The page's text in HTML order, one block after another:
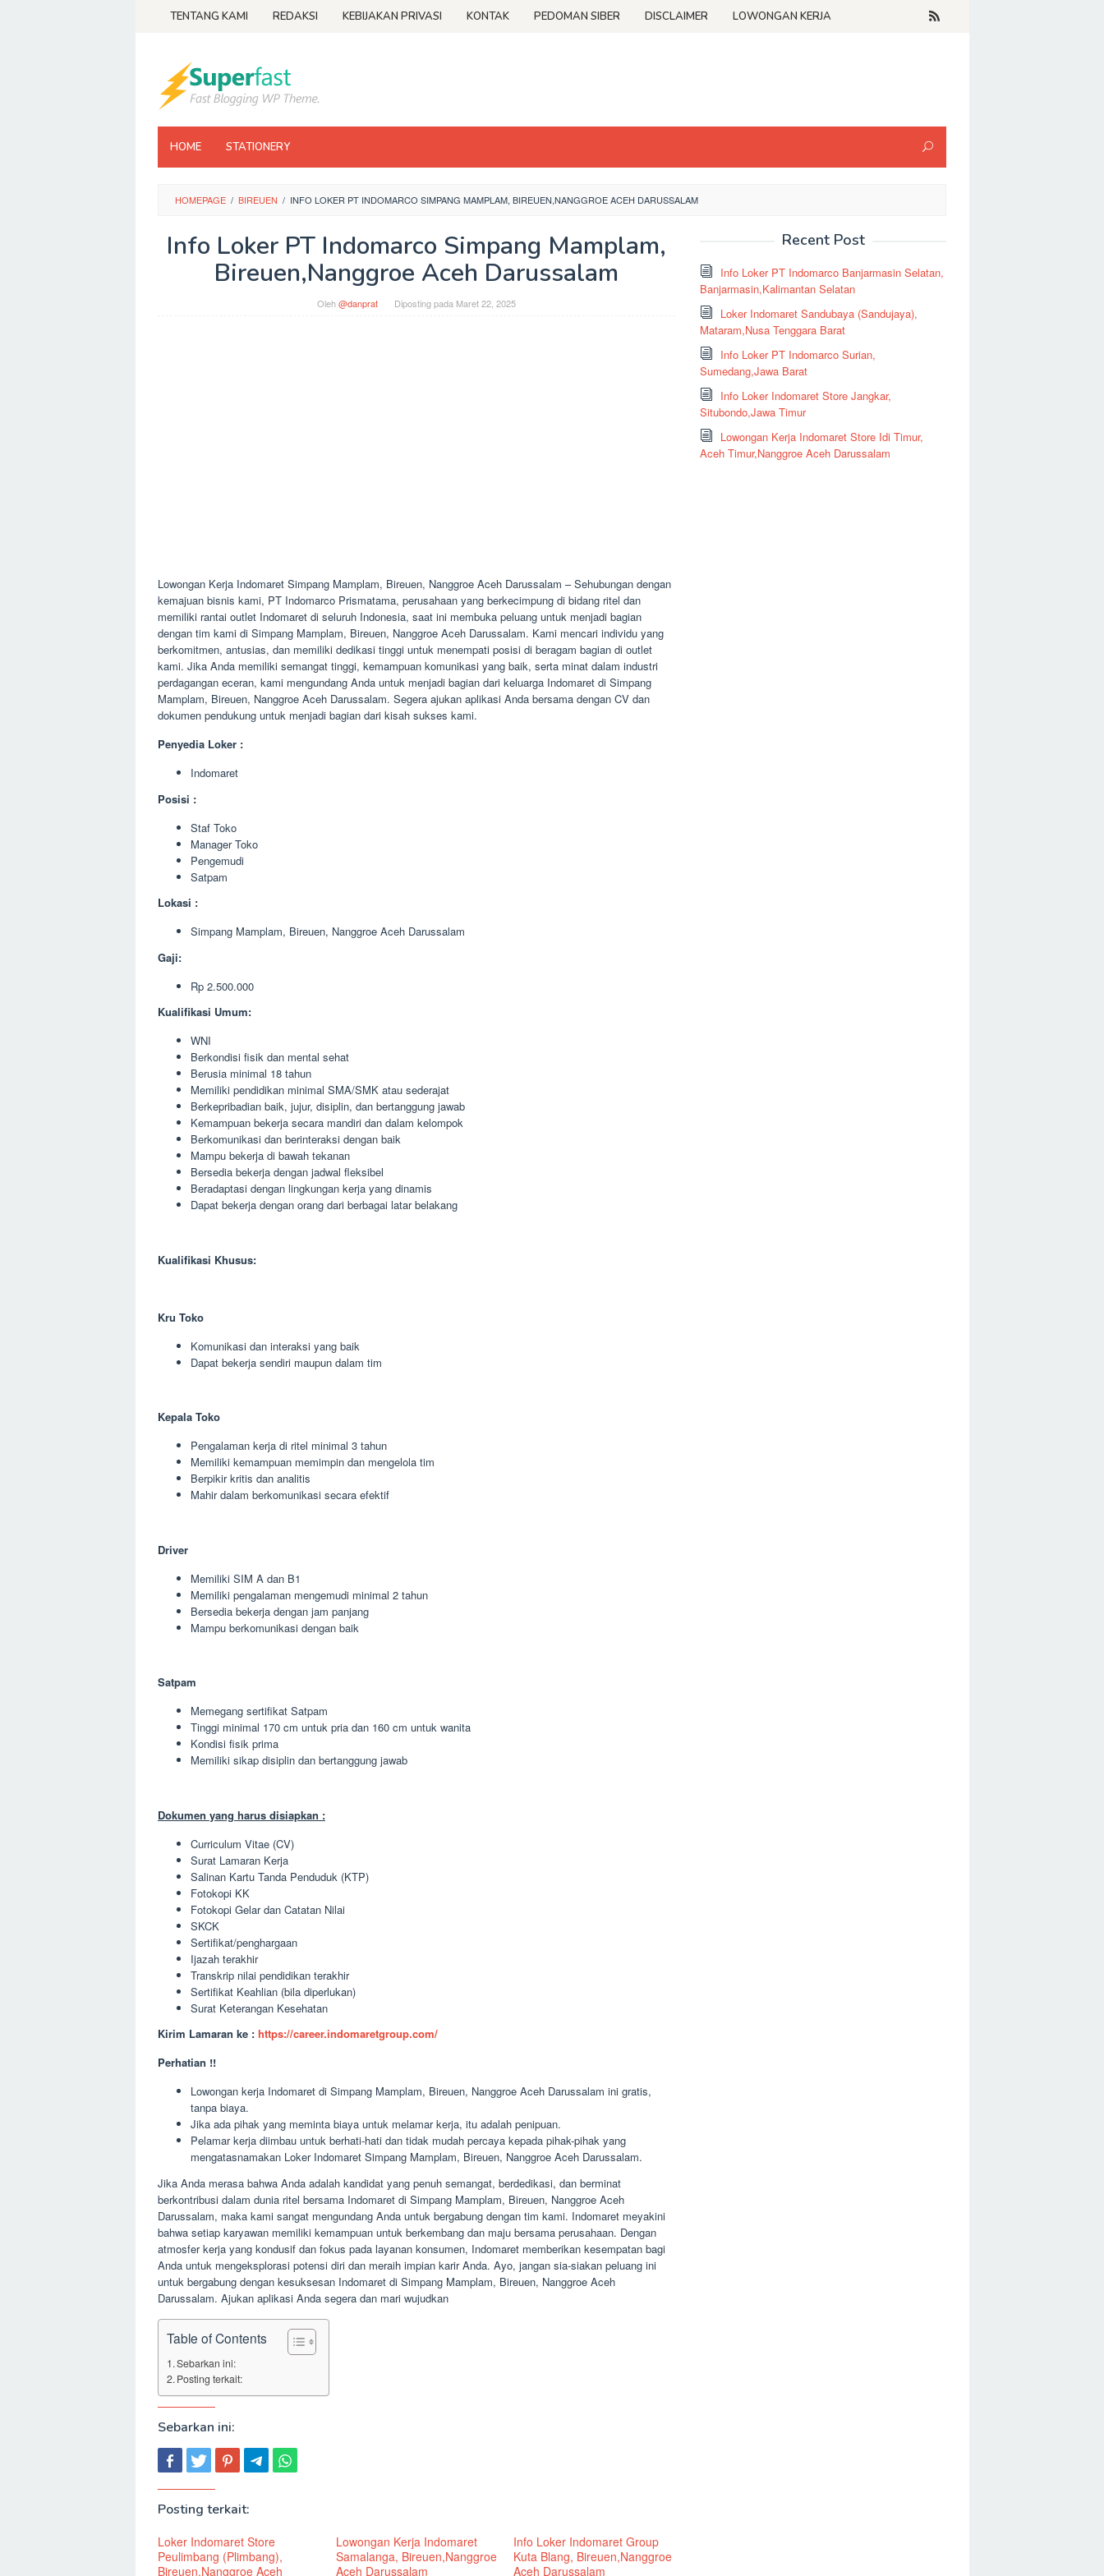
TENTANG KAMI REDAKSI KEBIJAKAN PRIVASI KONTAK PEDOMAN SIBER DISCLAIMER LOWONGAN KERJA
HOME STATIONERY
HOMEPAGE / BIREUEN / INFO LOKER PT INDOMARCO SIMPANG MAMPLAM, BIREUEN,NANGGROE ACEH DARUSSALAM
Info Loker PT Indomarco Simpang Mamplam,
Bireuen,Nanggroe Aceh Darussalam
Oleh@danprat Diposting pada Maret 22, 2025
Lowongan Kerja Indomaret Simpang Mamplam, Bireuen, Nanggroe Aceh Darussalam – Sehubungan dengan
kemajuan bisnis kami, PT Indomarco Prismatama, perusahaan yang berkecimpung di bidang ritel dan
memiliki rantai outlet Indomaret di seluruh Indonesia, saat ini membuka peluang untuk menjadi bagian
dengan tim kami di Simpang Mamplam, Bireuen, Nanggroe Aceh Darussalam. Kami mencari individu yang
berkomitmen, antusias, dan memiliki dedikasi tinggi untuk menempati posisi di beragam bagian di outlet
kami. Jika Anda memiliki semangat tinggi, kemampuan komunikasi yang baik, serta minat dalam industri
perdagangan eceran, kami mengundang Anda untuk menjadi bagian dari keluarga Indomaret di Simpang
Mamplam, Bireuen, Nanggroe Aceh Darussalam. Segera ajukan aplikasi Anda bersama dengan CV dan
dokumen pendukung untuk menjadi bagian dari kisah sukses kami.
Penyedia Loker :
Indomaret
Posisi :
Staf Toko
Manager Toko
Pengemudi
Satpam
Lokasi :
Simpang Mamplam, Bireuen, Nanggroe Aceh Darussalam
Gaji:
Rp 2.500.000
Kualifikasi Umum:
WNI
Berkondisi fisik dan mental sehat
Berusia minimal 18 tahun
Memiliki pendidikan minimal SMA/SMK atau sederajat
Berkepribadian baik, jujur, disiplin, dan bertanggung jawab
Kemampuan bekerja secara mandiri dan dalam kelompok
Berkomunikasi dan berinteraksi dengan baik
Mampu bekerja di bawah tekanan
Bersedia bekerja dengan jadwal fleksibel
Beradaptasi dengan lingkungan kerja yang dinamis
Dapat bekerja dengan orang dari berbagai latar belakang
Kualifikasi Khusus:
Kru Toko
Komunikasi dan interaksi yang baik
Dapat bekerja sendiri maupun dalam tim
Kepala Toko
Pengalaman kerja di ritel minimal 3 tahun
Memiliki kemampuan memimpin dan mengelola tim
Berpikir kritis dan analitis
Mahir dalam berkomunikasi secara efektif
Driver
Memiliki SIM A dan B1
Memiliki pengalaman mengemudi minimal 2 tahun
Bersedia bekerja dengan jam panjang
Mampu berkomunikasi dengan baik
Satpam
Memegang sertifikat Satpam
Tinggi minimal 170 cm untuk pria dan 160 cm untuk wanita
Kondisi fisik prima
Memiliki sikap disiplin dan bertanggung jawab
Dokumen yang harus disiapkan :
Curriculum Vitae (CV)
Surat Lamaran Kerja
Salinan Kartu Tanda Penduduk (KTP)
Fotokopi KK
Fotokopi Gelar dan Catatan Nilai
SKCK
Sertifikat/penghargaan
Ijazah terakhir
Transkrip nilai pendidikan terakhir
Sertifikat Keahlian (bila diperlukan)
Surat Keterangan Kesehatan
Kirim Lamaran ke : https://career.indomaretgroup.com/
Perhatian !!
Lowongan kerja Indomaret di Simpang Mamplam, Bireuen, Nanggroe Aceh Darussalam ini gratis,
tanpa biaya.
Jika ada pihak yang meminta biaya untuk melamar kerja, itu adalah penipuan.
Pelamar kerja diimbau untuk berhati-hati dan tidak mudah percaya kepada pihak-pihak yang
mengatasnamakan Loker Indomaret Simpang Mamplam, Bireuen, Nanggroe Aceh Darussalam.
Jika Anda merasa bahwa Anda adalah kandidat yang penuh semangat, berdedikasi, dan berminat
berkontribusi dalam dunia ritel bersama Indomaret di Simpang Mamplam, Bireuen, Nanggroe Aceh
Darussalam, maka kami sangat mengundang Anda untuk bergabung dengan tim kami. Indomaret meyakini
bahwa setiap karyawan memiliki kemampuan untuk berkembang dan maju bersama perusahaan. Dengan
atmosfer kerja yang kondusif dan fokus pada layanan konsumen, Indomaret memberikan kesempatan bagi
Anda untuk mengeksplorasi potensi diri dan meraih impian karir Anda. Ayo, jangan sia-siakan peluang ini
untuk bergabung dengan kesuksesan Indomaret di Simpang Mamplam, Bireuen, Nanggroe Aceh
Darussalam. Ajukan aplikasi Anda segera dan mari wujudkan
Table of Contents
Sebarkan ini:
Posting terkait:
Sebarkan ini:
Posting terkait:
Loker Indomaret Store
Peulimbang (Plimbang),
Bireuen,Nanggroe Aceh
Lowongan Kerja Indomaret
Samalanga, Bireuen,Nanggroe
Aceh Darussalam
Info Loker Indomaret Group
Kuta Blang, Bireuen,Nanggroe
Aceh Darussalam
Recent Post
Info Loker PT Indomarco Banjarmasin Selatan,
Banjarmasin,Kalimantan Selatan
Loker Indomaret Sandubaya (Sandujaya),
Mataram,Nusa Tenggara Barat
Info Loker PT Indomarco Surian,
Sumedang,Jawa Barat
Info Loker Indomaret Store Jangkar,
Situbondo,Jawa Timur
Lowongan Kerja Indomaret Store Idi Timur,
Aceh Timur,Nanggroe Aceh Darussalam